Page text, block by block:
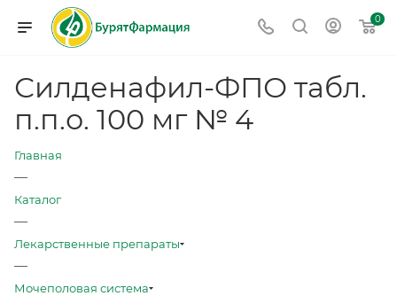
0
Силденафил-ФПО табл.
п.п.о. 100 мг № 4
Главная
—
Каталог
—
Лекарственные препараты
—
Мочеполовая система